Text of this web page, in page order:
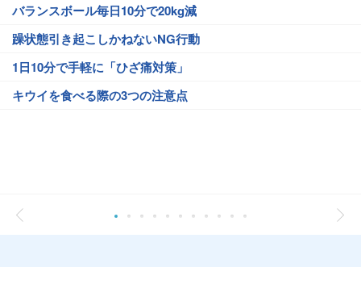
バランスボール毎日10分で20kg減
躁状態引き起こしかねないNG行動
1日10分で手軽に「ひざ痛対策」
キウイを食べる際の3つの注意点